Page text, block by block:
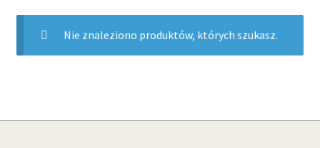
O Nas
Szkolenia
Nie znaleziono produktów, których szukasz.